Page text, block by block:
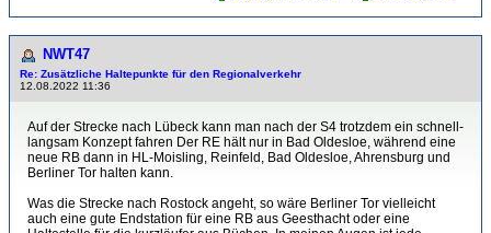
NWT47
Re: Zusätzliche Haltepunkte für den Regionalverkehr
12.08.2022 11:36
Auf der Strecke nach Lübeck kann man nach der S4 trotzdem ein schnell-
langsam Konzept fahren Der RE hält nur in Bad Oldesloe, während eine
neue RB dann in HL-Moisling, Reinfeld, Bad Oldesloe, Ahrensburg und
Berliner Tor halten kann.
Was die Strecke nach Rostock angeht, so wäre Berliner Tor vielleicht
auch eine gute Endstation für eine RB aus Geesthacht oder eine